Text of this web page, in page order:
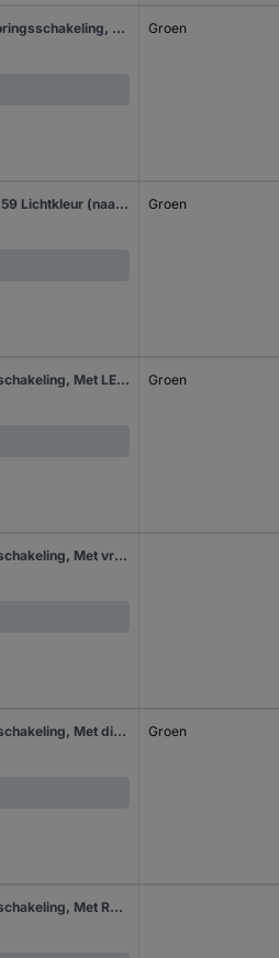
Finder Inbouw-fotosensor Met EMC-ontstoringsschakeling, Met LED, Met varisator 99.01.0.024.98 Lichtkleur (naam): Groen Geschikt voor model: Finder 96.74, Finder 96.72 Bulk 1 stuk(s) Groen
Finder Steekmodule Met LED 99.01.0.230.59 Lichtkleur (naam): Groen Geschikt voor model: Finder 96.74, Finder 96.72 1 stuk(s) Groen
Finder Steekmodule Met EMC-ontstoringsschakeling, Met LED, Met varisator 99.01.0.230.98 Lichtkleur (naam): Groen Geschikt voor model: Finder 96.74, Finder 96.72 1 stuk(s) Groen
Finder Steekmodule Met EMC-ontstoringsschakeling, Met vrijloopdiode 99.01.3.000.00 Geschikt voor model: Finder 96.74, Finder 96.72 1 stuk(s)
Finder Steekmodule Met EMC-ontstoringsschakeling, Met diode, Met LED 99.01.9.024.99 Lichtkleur (naam): Groen Geschikt voor model: Finder 96.74, Finder 96.72 Bulk 1 stuk(s) Groen
Finder Steekmodule Met EMC-ontstoringsschakeling, Met RC-element 99.02.0.024.09 Geschikt voor model: Finder 96.04, Finder 96.02 1 stuk(s)